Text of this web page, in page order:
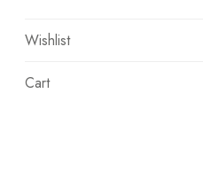
Wishlist
Cart